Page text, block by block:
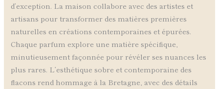
d’exception. La maison collabore avec des artistes et
artisans pour transformer des matières premières
naturelles en créations contemporaines et épurées.
Chaque parfum explore une matière spécifique,
minutieusement façonnée pour révéler ses nuances les
plus rares. L’esthétique sobre et contemporaine des
flacons rend hommage à la Bretagne, avec des détails